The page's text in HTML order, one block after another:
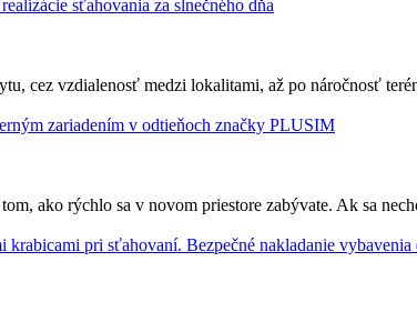
cez vzdialenosť medzi lokalitami, až po náročnosť
ako rýchlo sa v novom priestore zabývate. Ak sa